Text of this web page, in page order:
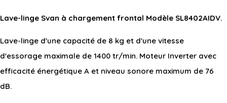
Lave-linge Svan à chargement frontal Modèle SL8402AIDV.
Lave-linge d'une capacité de 8 kg et d'une vitesse
d'essorage maximale de 1400 tr/min. Moteur Inverter avec
efficacité énergétique A et niveau sonore maximum de 76
dB.